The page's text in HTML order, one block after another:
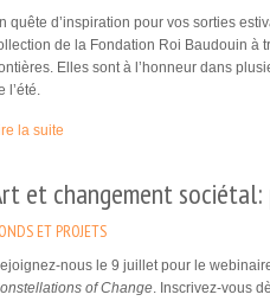
quête d’inspiration pour vos sorties
de la Fondation Roi Baudouin à
Elles sont à l’honneur dans
l’été.
la suite
et changement sociétal:
ET PROJETS
nous le 9 juillet pour le
of Change. Inscrivez-vous